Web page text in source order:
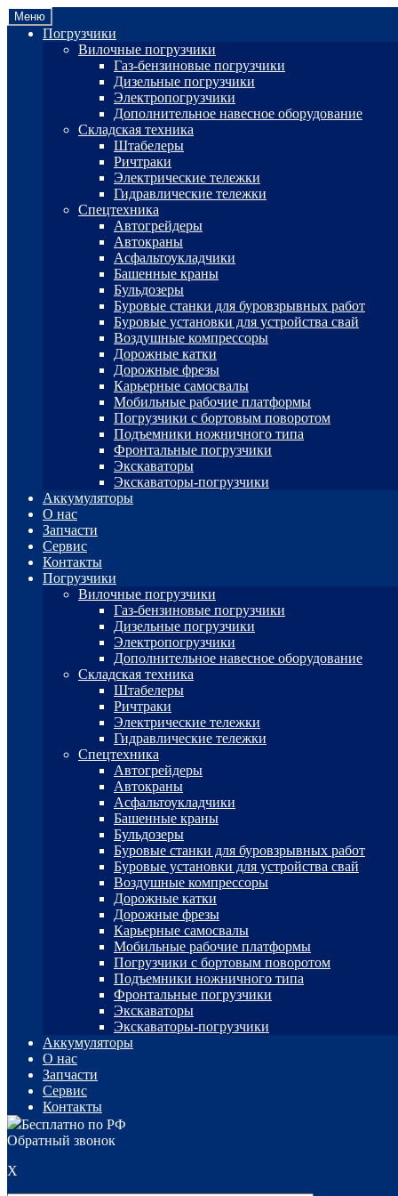
Перейти
к
навигации
Перейти
к
содержимому
Меню
Погрузчики
Вилочные погрузчики
Газ-бензиновые погрузчики
Дизельные погрузчики
Электропогрузчики
Дополнительное навесное оборудование
Складская техника
Штабелеры
Ричтраки
Электрические тележки
Гидравлические тележки
Спецтехника
Автогрейдеры
Автокраны
Асфальтоукладчики
Башенные краны
Бульдозеры
Буровые станки для буровзрывных работ
Буровые установки для устройства свай
Воздушные компрессоры
Дорожные катки
Дорожные фрезы
Карьерные самосвалы
Мобильные рабочие платформы
Погрузчики с бортовым поворотом
Подъемники ножничного типа
Фронтальные погрузчики
Экскаваторы
Экскаваторы-погрузчики
Аккумуляторы
О нас
Запчасти
Сервис
Контакты
Погрузчики
Вилочные погрузчики
Газ-бензиновые погрузчики
Дизельные погрузчики
Электропогрузчики
Дополнительное навесное оборудование
Складская техника
Штабелеры
Ричтраки
Электрические тележки
Гидравлические тележки
Спецтехника
Автогрейдеры
Автокраны
Асфальтоукладчики
Башенные краны
Бульдозеры
Буровые станки для буровзрывных работ
Буровые установки для устройства свай
Воздушные компрессоры
Дорожные катки
Дорожные фрезы
Карьерные самосвалы
Мобильные рабочие платформы
Погрузчики с бортовым поворотом
Подъемники ножничного типа
Фронтальные погрузчики
Экскаваторы
Экскаваторы-погрузчики
Аккумуляторы
О нас
Запчасти
Сервис
Контакты
Бесплатно по РФ
Обратный звонок
X